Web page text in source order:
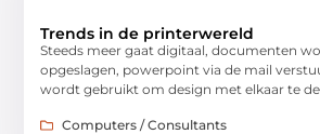
Trends in de printerwereld
Steeds meer gaat digitaal, documenten
opgeslagen, powerpoint via de mail
wordt gebruikt om design met elkaar te
Computers / Consultants